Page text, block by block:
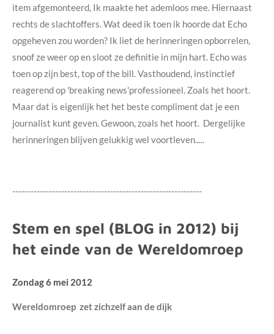
item afgemonteerd, Ik maakte het ademloos mee. Hiernaast
rechts de slachtoffers. Wat deed ik toen ik hoorde dat Echo
opgeheven zou worden? Ik liet de herinneringen opborrelen,
snoof ze weer op en sloot ze definitie in mijn hart. Echo was
toen op zijn best, top of the bill. Vasthoudend, instinctief
reagerend op 'breaking news'professioneel. Zoals het hoort.
Maar dat is eigenlijk het het beste compliment dat je een
journalist kunt geven. Gewoon, zoals het hoort. Dergelijke
herinneringen blijven gelukkig wel voortleven.....
--------------------------------------------------------------
Stem en spel (BLOG in 2012) bij
het einde van de Wereldomroep
Zondag 6 mei 2012
Wereldomroep zet zichzelf aan de dijk